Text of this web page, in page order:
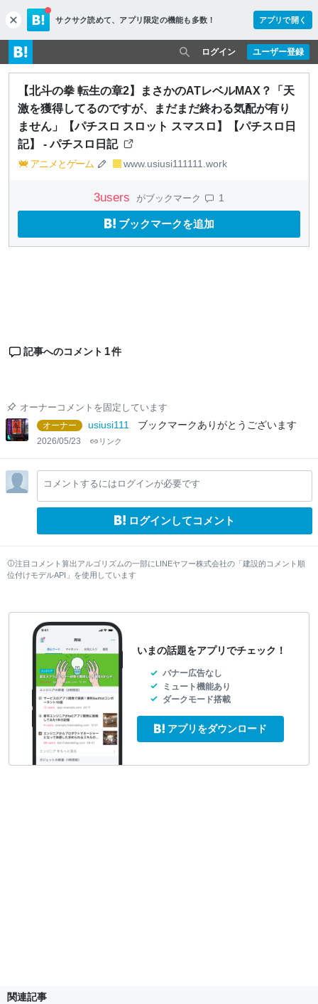
c
l
o
s
e
サクサク読めて、 アプリ限定の機能も多数！ アプリで開く
ユーザー登録
ログイン
【北斗の拳 転生の章2】まさかのATレベルMAX？「天
激を獲得してるのですが、まだまだ終わる気配が有り
ません」【パチスロ スロット スマスロ】【パチスロ日
記】 - パチスロ日記
アニメとゲーム www.usiusi111111.work
3users がブックマーク 1
ブックマークを追加
記事へのコメント 1件
オーナーコメントを固定しています
オーナー
usiusi111 ブックマークありがとうございます
2026/05/23 リンク
コメントするにはログインが必要です
ログインしてコメント
注目コメント算出アルゴリズムの一部にLINEヤフー株式会社の「建設的コメント順
位付けモデルAPI」を使用しています
いまの話題をアプリでチェック！
バナー広告なし
ミュート機能あり
ダークモード搭載
アプリをダウンロード
関連記事